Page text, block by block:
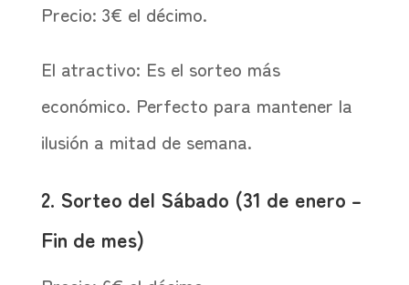
Precio: 3€ el décimo.
El atractivo: Es el sorteo más
económico. Perfecto para mantener la
ilusión a mitad de semana.
2. Sorteo del Sábado (31 de enero –
Fin de mes)